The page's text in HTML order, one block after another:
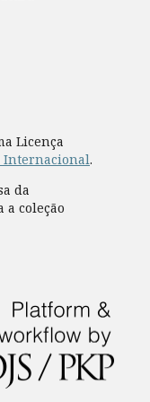
Licença
Internacional.
da
coleção